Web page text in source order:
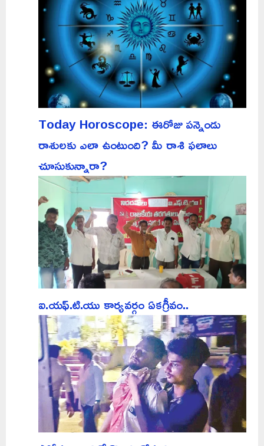
Today Horoscope: ఈరోజు పన్నెండు
రాశులకు ఎలా ఉంటుంది? మీ రాశి ఫలాలు
చూసుకున్నారా?
ఐ.యఫ్.టి.యు కార్యవర్గం ఏకగ్రీవం..